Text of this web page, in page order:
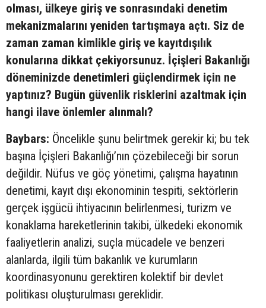
olması, ülkeye giriş ve sonrasındaki denetim
mekanizmalarını yeniden tartışmaya açtı. Siz de
zaman zaman kimlikle giriş ve kayıtdışılık
konularına dikkat çekiyorsunuz. İçişleri Bakanlığı
döneminizde denetimleri güçlendirmek için ne
yaptınız? Bugün güvenlik risklerini azaltmak için
hangi ilave önlemler alınmalı?
Baybars: Öncelikle şunu belirtmek gerekir ki; bu tek
başına İçişleri Bakanlığı’nın çözebileceği bir sorun
değildir. Nüfus ve göç yönetimi, çalışma hayatının
denetimi, kayıt dışı ekonominin tespiti, sektörlerin
gerçek işgücü ihtiyacının belirlenmesi, turizm ve
konaklama hareketlerinin takibi, ülkedeki ekonomik
faaliyetlerin analizi, suçla mücadele ve benzeri
alanlarda, ilgili tüm bakanlık ve kurumların
koordinasyonunu gerektiren kolektif bir devlet
politikası oluşturulması gereklidir.